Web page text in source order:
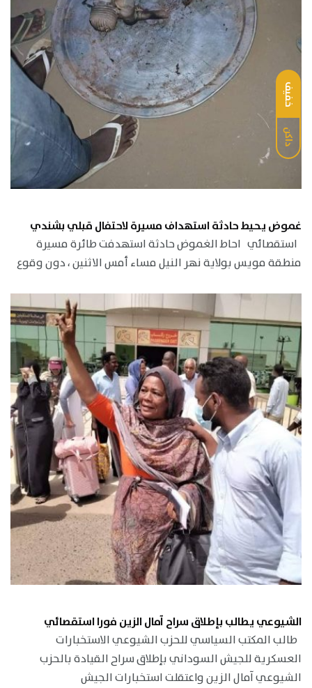
خفيف
داكن
غموض يحيط حادثة استهداف مسيرة لاحتفال قبلي بشندي
استقصائي احاط الغموض حادثة استهدفت طائرة مسيرة
منطقة مويس بولاية نهر النيل مساء أمس الاثنين ، دون وقوع
الشيوعي يطالب بإطلاق سراح آمال الزين فورا استقصائي
طالب المكتب السياسي للحزب الشيوعي الاستخبارات
العسكرية للجيش السوداني بإطلاق سراح القيادة بالحزب
الشيوعي آمال الزين واعتقلت استخبارات الجيش